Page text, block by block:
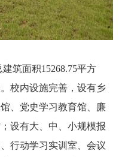
建筑面积15268.75平方
校内设施完善，设有乡
、党史学习教育馆、廉
设有大、中、小规模报
行动学习实训室、会议